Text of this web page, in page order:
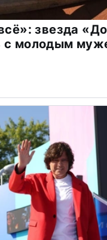
звезда
с молодым